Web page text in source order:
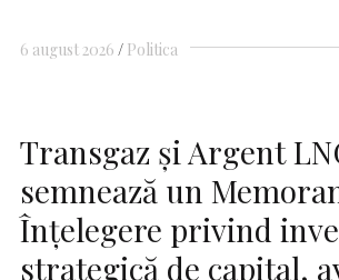
6 august 2026 Politica
Transgaz și Argent
semnează un
Înțelegere privind
strategică de capital,